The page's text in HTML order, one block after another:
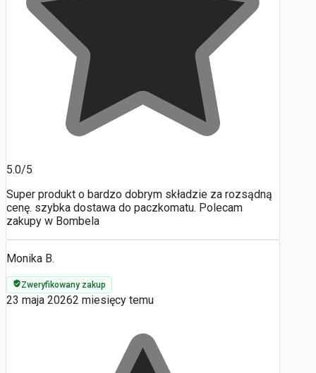
5.0/5
Super produkt o bardzo dobrym składzie za rozsądną
cenę. szybka dostawa do paczkomatu. Polecam
zakupy w Bombela
Monika B.
Zweryfikowany zakup
23 maja 20262 miesięcy temu